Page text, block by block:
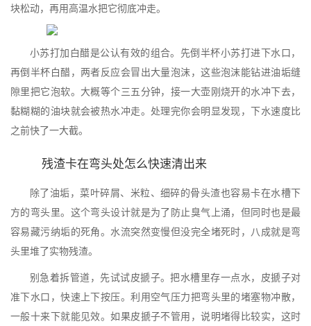
块松动，再用高温水把它彻底冲走。
小苏打加白醋是公认有效的组合。先倒半杯小苏打进下水口，
再倒半杯白醋，两者反应会冒出大量泡沫，这些泡沫能钻进油垢缝
隙里把它泡软。大概等个三五分钟，接一大壶刚烧开的水冲下去，
黏糊糊的油块就会被热水冲走。处理完你会明显发现，下水速度比
之前快了一大截。
残渣卡在弯头处怎么快速清出来
除了油垢，菜叶碎屑、米粒、细碎的骨头渣也容易卡在水槽下
方的弯头里。这个弯头设计就是为了防止臭气上涌，但同时也是最
容易藏污纳垢的死角。水流突然变慢但没完全堵死时，八成就是弯
头里堆了实物残渣。
别急着拆管道，先试试皮搋子。把水槽里存一点水，皮搋子对
准下水口，快速上下按压。利用空气压力把弯头里的堵塞物冲散，
一般十来下就能见效。如果皮搋子不管用，说明堵得比较实，这时